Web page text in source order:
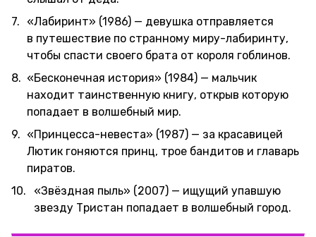
«Лабиринт» (1986) — девушка отправляется
в путешествие по странному миру-лабиринту,
чтобы спасти своего брата от короля гоблинов.
«Бесконечная история» (1984) — мальчик
находит таинственную книгу, открыв которую
попадает в волшебный мир.
«Принцесса-невеста» (1987) — за красавицей
Лютик гоняются принц, трое бандитов и главарь
пиратов.
«Звёздная пыль» (2007) — ищущий упавшую
звезду Тристан попадает в волшебный город.